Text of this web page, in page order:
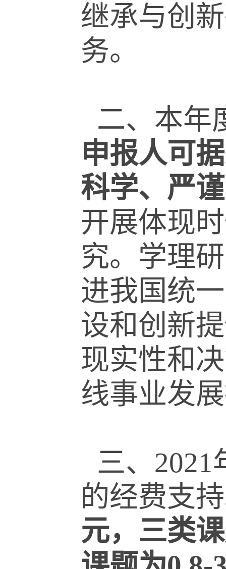
继承与创
务。
二、本年
申报人可
科学、严
开展体现
究。学理
进我国统
设和创新
现实性和
线事业发
三、 2021
的经费支
元，三类